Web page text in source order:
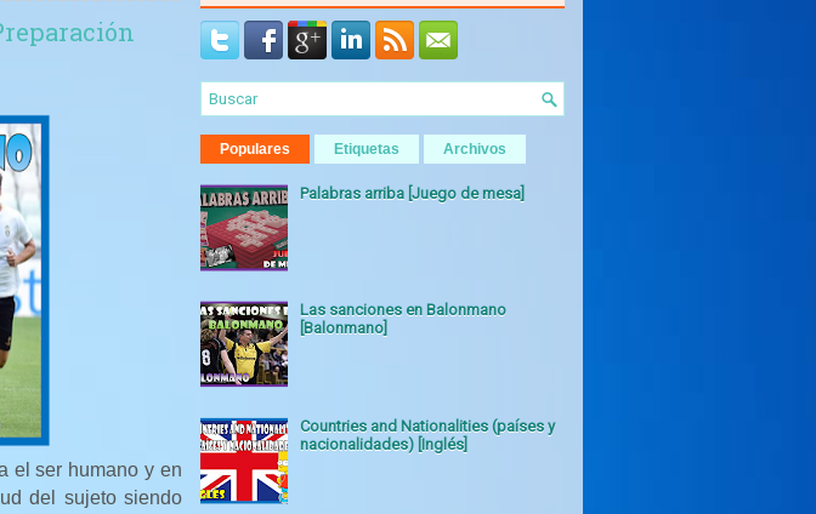
el ser humano y en
del sujeto siendo
Populares Etiquetas Archivos
Palabras arriba [Juego de mesa]
Las sanciones en Balonmano
[Balonmano]
Countries and Nationalities (países y
nacionalidades) [Inglés]